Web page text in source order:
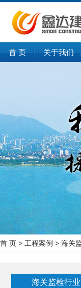
首 页 关于我们
首 页 > 工程案例 > 海关
海关监检行业